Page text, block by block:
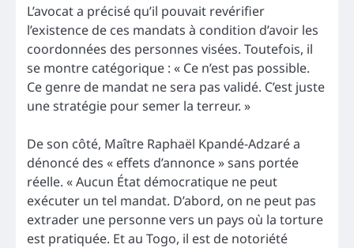
L’avocat a précisé qu’il pouvait revérifier
l’existence de ces mandats à condition d’avoir les
coordonnées des personnes visées. Toutefois, il
se montre catégorique : « Ce n’est pas possible.
Ce genre de mandat ne sera pas validé. C’est juste
une stratégie pour semer la terreur. »
De son côté, Maître Raphaël Kpandé-Adzaré a
dénoncé des « effets d’annonce » sans portée
réelle. « Aucun État démocratique ne peut
exécuter un tel mandat. D’abord, on ne peut pas
extrader une personne vers un pays où la torture
est pratiquée. Et au Togo, il est de notoriété